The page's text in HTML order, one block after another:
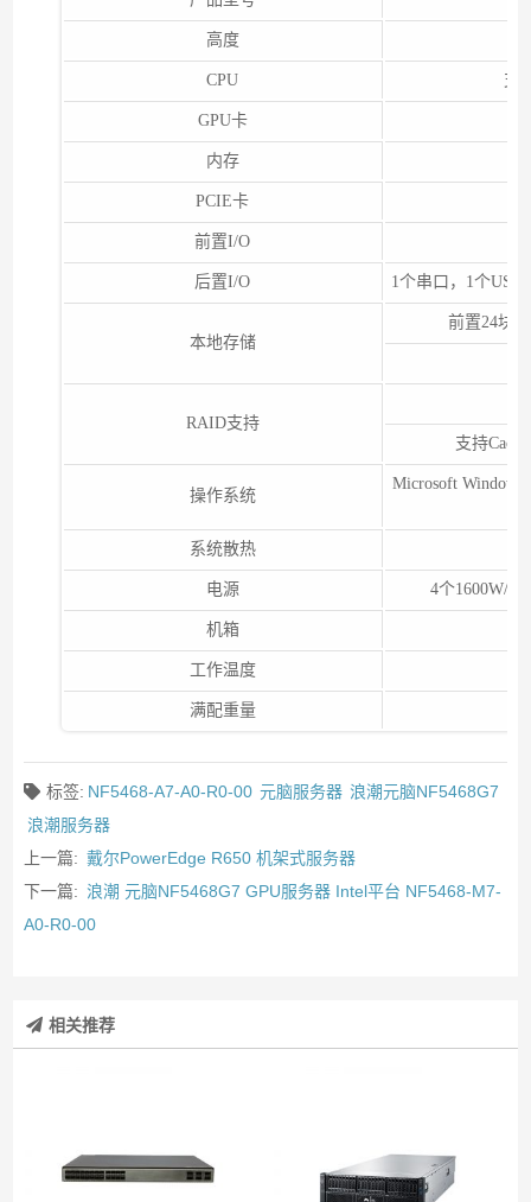
高度
CPU 支
GPU卡
内存
PCIE卡
前置I/O
后置I/O 1个串口，1个USB
本地存储
前置24块
RAID支持
支持
操作系统
Microsoft Windows
系统散热
电源 4个1600W/
机箱
工作温度
满配重量
标签: NF5468-A7-A0-R0-00 元脑服务器 浪潮元脑NF5468G7
浪潮服务器
上一篇: 戴尔PowerEdge R650 机架式服务器
下一篇: 浪潮 元脑NF5468G7 GPU服务器 Intel平台 NF5468-M7-
A0-R0-00
相关推荐